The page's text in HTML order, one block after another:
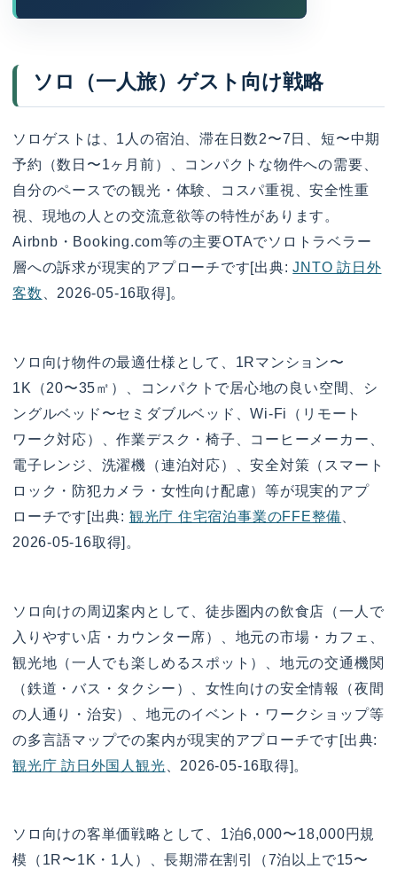
ソロ（一人旅）ゲスト向け戦略
ソロゲストは、1人の宿泊、滞在日数2〜7日、短〜中期
予約（数日〜1ヶ月前）、コンパクトな物件への需要、
自分のペースでの観光・体験、コスパ重視、安全性重
視、現地の人との交流意欲等の特性があります。
Airbnb・Booking.com等の主要OTAでソロトラベラー
層への訴求が現実的アプローチです[出典:JNTO 訪日外
客数 、2026-05-16取得]。
ソロ向け物件の最適仕様として、1Rマンション〜
1K（20〜35㎡）、コンパクトで居心地の良い空間、シ
ングルベッド〜セミダブルベッド、Wi-Fi（リモート
ワーク対応）、作業デスク・椅子、コーヒーメーカー、
電子レンジ、洗濯機（連泊対応）、安全対策（スマート
ロック・防犯カメラ・女性向け配慮）等が現実的アプ
ローチです[出典: 観光庁 住宅宿泊事業のFFE整備
2026-05-16取得]。
ソロ向けの周辺案内として、徒歩圏内の飲食店（一人で
入りやすい店・カウンター席）、地元の市場・カフェ、
観光地（一人でも楽しめるスポット）、地元の交通機関
（鉄道・バス・タクシー）、女性向けの安全情報（夜間
の人通り・治安）、地元のイベント・ワークショップ等
の多言語マップでの案内が現実的アプローチです[出典:
観光庁 訪日外国人観光 、2026-05-16取得]。
ソロ向けの客単価戦略として、1泊6,000〜18,000円規
模（1R〜1K・1人）、長期滞在割引（7泊以上で15〜